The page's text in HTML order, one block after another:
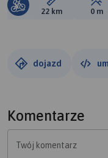
Długość trasy:
22 km 0 m
dojazd
Komentarze
Twój komentarz